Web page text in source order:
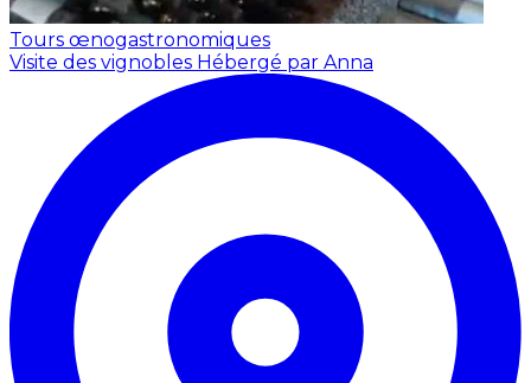
Tours œnogastronomiques
Visite des vignobles Hébergé par Anna